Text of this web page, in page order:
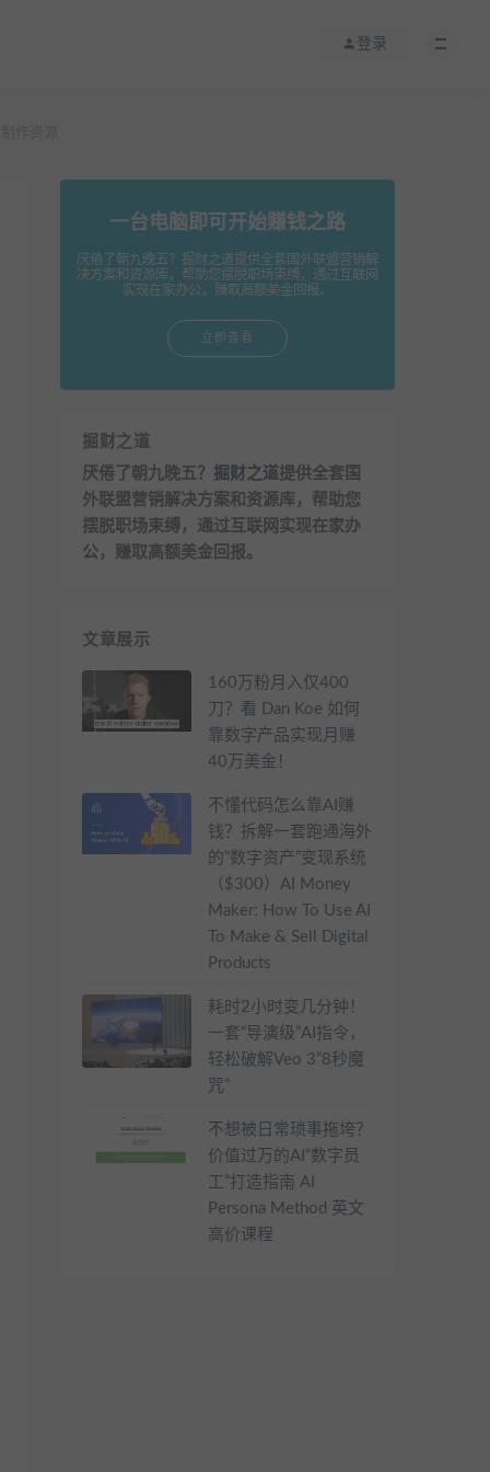
登录
一台电脑即可开始赚钱之路
厌倦了朝九晚五？掘财之道提供全套国外联盟营销解
决方案和资源库，帮助您摆脱职场束缚，通过互联网
实现在家办公，赚取高额美金回报。
立即查看
掘财之道
厌倦了朝九晚五？ 掘财之道提供全套国
外联盟营销解决方案和资源库，帮助您
摆脱职场束缚，通过互联网实现在家办
公，赚取高额美金回报。
文章展示
160万粉月入仅400
刀？看 Dan Koe 如何
靠数字产品实现月赚
40万美金！
不懂代码怎么靠AI赚
钱？拆解一套跑通海外
的“数字资产”变现系统
（$300）AI Money
Maker: How To Use AI
To Make & Sell Digital
Products
耗时2小时变几分钟！
一套“导演级”AI指令，
轻松破解Veo 3“8秒魔
咒”
不想被日常琐事拖垮？
价值过万的AI“数字员
工”打造指南 AI
Persona Method 英文
高价课程